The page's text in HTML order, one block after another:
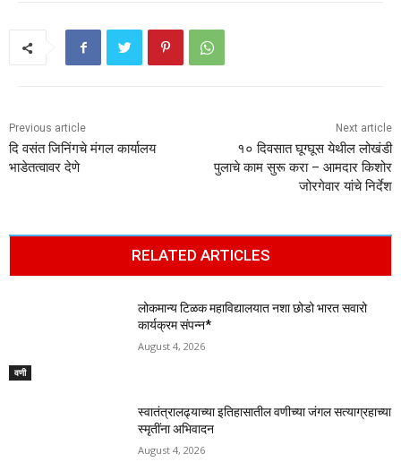
Previous article
दि वसंत जिनिंगचे मंगल कार्यालय
भाडेतत्वावर देणे
Next article
१० दिवसात घूग्घूस येथील लोखंडी
पुलाचे काम सुरू करा – आमदार किशोर
जोरगेवार यांचे निर्देश
RELATED ARTICLES
वणी
लोकमान्य टिळक महाविद्यालयात नशा छोडो भारत सवारो
कार्यक्रम संपन्न*
August 4, 2026
स्वातंत्रालढ्याच्या इतिहासातील वणीच्या जंगल सत्याग्रहाच्या
स्मृतींना अभिवादन
August 4, 2026